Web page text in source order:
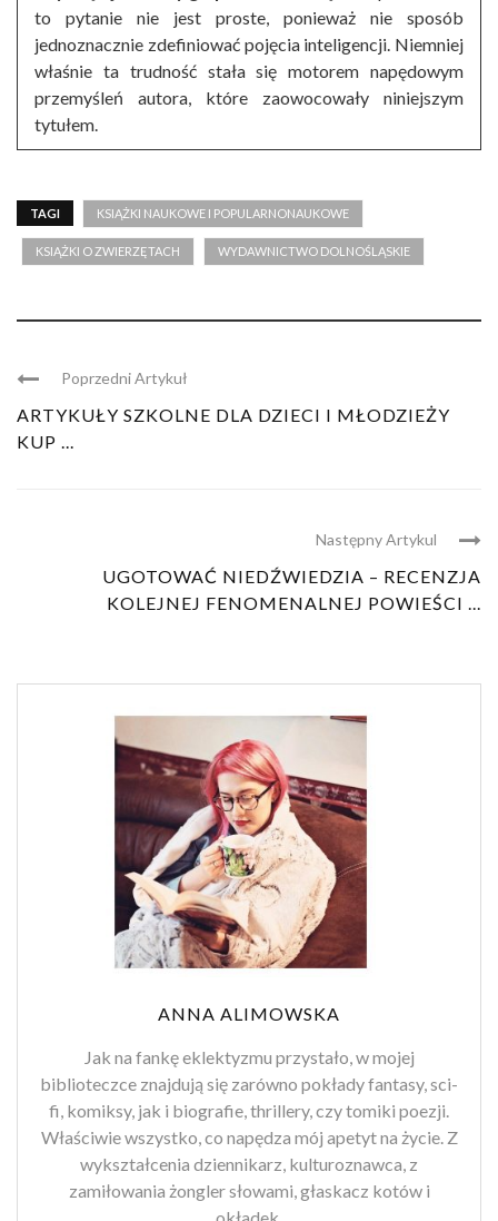
to pytanie nie jest proste, ponieważ nie sposób
jednoznacznie zdefiniować pojęcia inteligencji. Niemniej
właśnie ta trudność stała się motorem napędowym
przemyśleń autora, które zaowocowały niniejszym
tytułem.
TAGI KSIĄŻKI NAUKOWE I POPULARNONAUKOWE
KSIĄŻKI O ZWIERZĘTACH WYDAWNICTWO DOLNOŚLĄSKIE
Poprzedni Artykuł
ARTYKUŁY SZKOLNE DLA DZIECI I MŁODZIEŻY
KUP ...
Następny Artykul
UGOTOWAĆ NIEDŹWIEDZIA – RECENZJA
KOLEJNEJ FENOMENALNEJ POWIEŚCI ...
ANNA ALIMOWSKA
Jak na fankę eklektyzmu przystało, w mojej
biblioteczce znajdują się zarówno pokłady fantasy, sci-
fi, komiksy, jak i biografie, thrillery, czy tomiki poezji.
Właściwie wszystko, co napędza mój apetyt na życie. Z
wykształcenia dziennikarz, kulturoznawca, z
zamiłowania żongler słowami, głaskacz kotów i